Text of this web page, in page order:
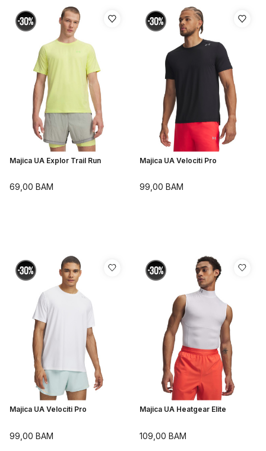
Majica UA Explor Trail Run
69,00 BAM
Majica UA Velociti Pro
99,00 BAM
Majica UA Velociti Pro
99,00 BAM
Majica UA Heatgear Elite
109,00 BAM